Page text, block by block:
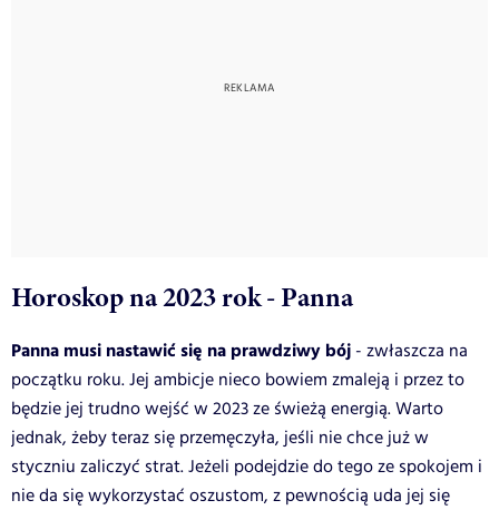
Horoskop na 2023 rok - Panna
Panna musi nastawić się na prawdziwy bój - zwłaszcza na
początku roku. Jej ambicje nieco bowiem zmaleją i przez to
będzie jej trudno wejść w 2023 ze świeżą energią. Warto
jednak, żeby teraz się przemęczyła, jeśli nie chce już w
styczniu zaliczyć strat. Jeżeli podejdzie do tego ze spokojem i
nie da się wykorzystać oszustom, z pewnością uda jej się